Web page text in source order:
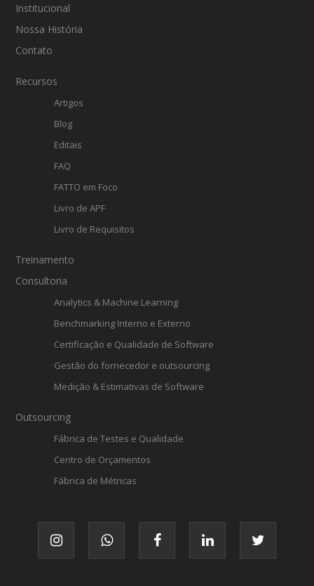
Institucional
Nossa História
Contato
Recursos
Artigos
Blog
Editais
FAQ
FATTO em Foco
Livro de APF
Livro de Requisitos
Treinamento
Consultoria
Analytics & Machine Learning
Benchmarking Interno e Externo
Certificação e Qualidade de Software
Gestão do fornecedor e outsourcing
Medição & Estimativas de Software
Outsourcing
Fábrica de Testes e Qualidade
Centro de Orçamentos
Fábrica de Métricas